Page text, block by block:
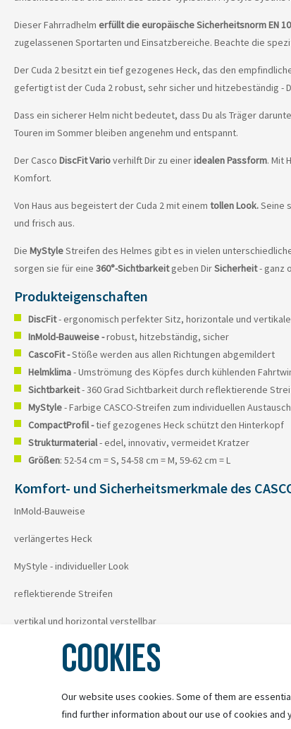
Dieser Fahrradhelm erfüllt die europäische Sicherheitsnorm EN
zugelassenen Sportarten und Einsatzbereiche. Beachte die
Der Cuda 2 besitzt ein tief gezogenes Heck, das den
gefertigt ist der Cuda 2 robust, sehr sicher und hitzebeständig -
Dass ein sicherer Helm nicht bedeutet, dass Du als Träger
Touren im Sommer bleiben angenehm und entspannt.
Der Casco DiscFit Varioverhilft Dir zu eineridealen Passform. Mit
Komfort.
Von Haus aus begeistert der Cuda 2 mit einem tollen Look.Seine
und frisch aus.
Die MyStyleStreifen des Helmes gibt es in vielen
sorgen sie für eine 360°-Sichtbarkeitgeben DirSicherheit- ganz
Produkteigenschaften
DiscFit- ergonomisch perfekter Sitz, horizontale und
InMold-Bauweise -robust, hitzebständig, sicher
CascoFit -Stöße werden aus allen Richtungen abgemildert
Helmklima- Umströmung des Köpfes durch kühlenden
Sichtbarkeit- 360 Grad Sichtbarkeit durch reflektierende
MyStyle- Farbige CASCO-Streifen zum individuellen Austausch
CompactProfil -tief gezogenes Heck schützt den Hinterkopf
Strukturmaterial- edel, innovativ, vermeidet Kratzer
Größen: 52-54 cm = S, 54-58 cm = M, 59-62 cm = L
Komfort- und Sicherheitsmerkmale des
InMold-Bauweise
verlängertes Heck
MyStyle - individueller Look
reflektierende Streifen
vertikal und horizontal verstellbar
tolles, besonderes Design
Kühlung durch Fahrtwind
COOKIES
Our website uses cookies. Some of them are
find further information about our use of cookies and